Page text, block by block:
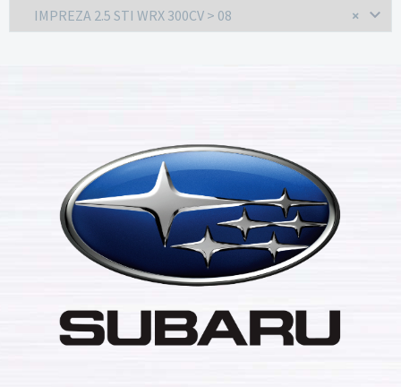
×
IMPREZA 2.5 STI WRX 300CV > 08